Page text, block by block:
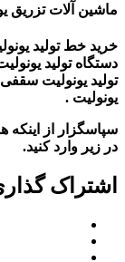
ماشین آلات تزریق
خرید خط تولید
دستگاه تولید
تولید یونولیت
یونولیت .
سپاسگزار از اینکه
در زیر وارد کنید.
اشتراک